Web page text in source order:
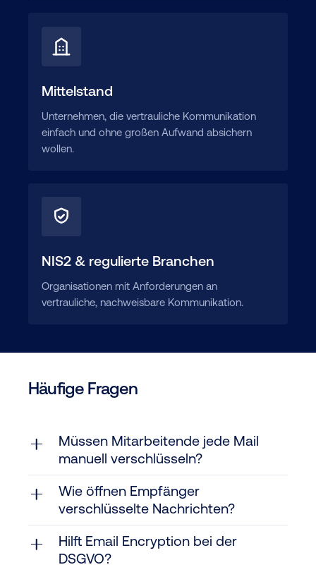
Mittelstand
Unternehmen, die vertrauliche Kommunikation
einfach und ohne großen Aufwand absichern
wollen.
NIS2 & regulierte Branchen
Organisationen mit Anforderungen an
vertrauliche, nachweisbare Kommunikation.
Häufige Fragen
Müssen Mitarbeitende jede Mail
manuell verschlüsseln?
Wie öffnen Empfänger
verschlüsselte Nachrichten?
Hilft Email Encryption bei der
DSGVO?